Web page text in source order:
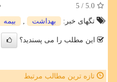
5.0
/ 5
تگهای خبر:
بهداشت بیمه
این مطلب را می پسندید؟
تازه ترین مطالب مرتبط